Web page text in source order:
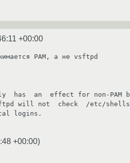
+00:00
PAM, а не vsftpd
+00:00)